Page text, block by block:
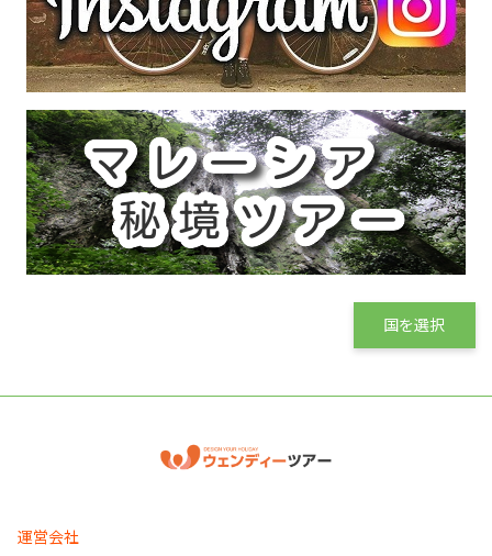
国を選択
運営会社